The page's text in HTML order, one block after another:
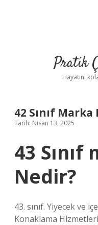
Pratik
Hayatını
42 Sınıf
Tarih: Nisan 13, 2025
43 Sınıf
Nedir?
43. sınıf. Yiyecek ve
Konaklama